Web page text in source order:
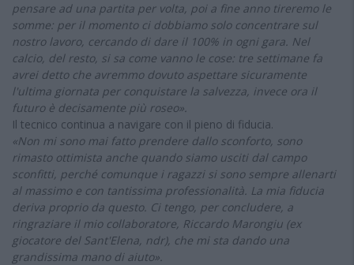
pensare ad una partita per volta, poi a fine anno tireremo le
somme: per il momento ci dobbiamo solo concentrare sul
nostro lavoro, cercando di dare il 100% in ogni gara. Nel
calcio, del resto, si sa come vanno le cose: tre settimane fa
avrei detto che avremmo dovuto aspettare sicuramente
l'ultima giornata per conquistare la salvezza, invece ora il
futuro è decisamente più roseo».
Il tecnico continua a navigare con il pieno di fiducia.
«Non mi sono mai fatto prendere dallo sconforto, sono
rimasto ottimista anche quando siamo usciti dal campo
sconfitti, perché comunque i ragazzi si sono sempre allenarti
al massimo e con tantissima professionalità. La mia fiducia
deriva proprio da questo. Ci tengo, per concludere, a
ringraziare il mio collaboratore, Riccardo Marongiu (ex
giocatore del Sant'Elena, ndr), che mi sta dando una
grandissima mano di aiuto».